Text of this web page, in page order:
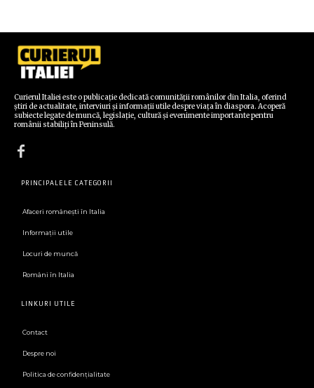
Curierul Italiei este o publicație dedicată comunității românilor din Italia, oferind
știri de actualitate, interviuri și informații utile despre viața în diaspora. Acoperă
subiecte legate de muncă, legislație, cultură și evenimente importante pentru
românii stabiliți în Peninsulă.
PRINCIPALELE CATEGORII
Afaceri românești în Italia
Informații utile
Locuri de muncă
Români în Italia
LINKURI UTILE
Contact
Despre noi
Politica de confidenţialitate